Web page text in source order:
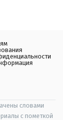
словами
с пометкой